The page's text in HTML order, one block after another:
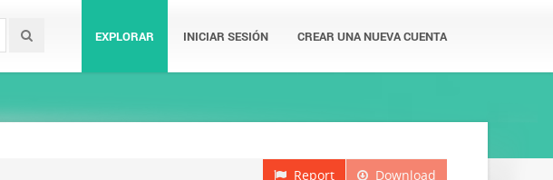
EXPLORAR INICIAR SESIÓN CREAR UNA NUEVA CUENTA
Download
Report